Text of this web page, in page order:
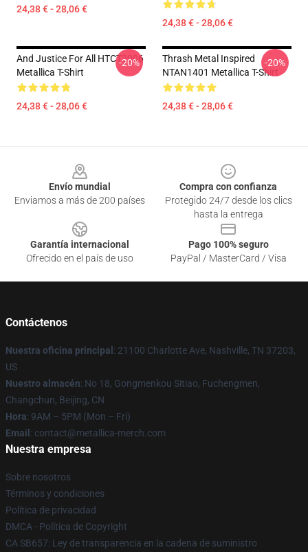
24,38 € - 28,06 €
24,38 € - 28,06 €
And Justice For All HTCT2906
Metallica T-Shirt
24,38 € - 28,06 €
-20%
Thrash Metal Inspired
NTAN1401 Metallica T-Shirt
24,38 € - 28,06 €
-20%
Envío mundial
Enviamos a más de 200 países
Compra con confianza
Protegido 24/7 desde los clics
hasta la entrega
Garantía internacional
Ofrecido en el país de uso
Pago 100% seguro
PayPal / MasterCard / Visa
Contáctenos
Nuestra oficina principal : 21100 Charlotte Ave, Nashville, TN 37203,
US
Nuestro almacén: No 18, Gongmenkou Sitiao, Fuchengmen,
Changchun, Beijing, CN
Hora: 9AM – 5PM (Mon – Fri)
Email : contact@metallica-merch.com
Nuestra empresa
Sobre nosotros
Términos y condiciones
Política de privacidad
DMCA - Política de Copyright
CA SB657: Ley de transparencia en la cadena de suministro